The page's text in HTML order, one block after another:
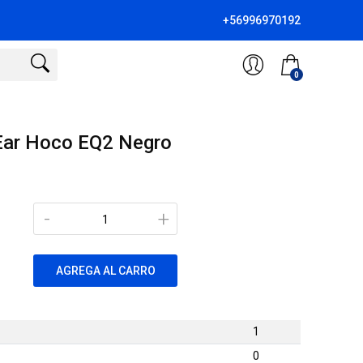
+56996970192
0
Hoco EQ2 Negro
+
-
AGREGA AL CARRO
1
0